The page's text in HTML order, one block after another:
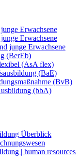
Erwachsene
Erwachsene
junge Erwachsene
(BerEb)
(AsA flex)
(BaE)
(BvB)
(bbA)
Überblick
| human resources